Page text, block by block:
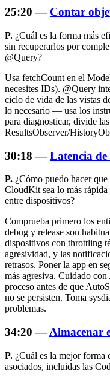
25:20 — Contar
P. ¿Cuál es la forma más
sin recuperarlos por
@Query?
Usa fetchCount en el
necesites IDs). @Query
ciclo de vida de las vistas
lo necesario — usa los
para diagnosticar, divide
ResultsObserver/
30:18 —Latencia
P. ¿Cómo puedo hacer
CloudKit sea lo más rápida
entre dispositivos?
Comprueba primero los
debug y release son
dispositivos con throttling
agresividad, y las
retrasos. Poner la app en
más agresiva. Cuidado
proceso antes de que
no se persisten. Toma
problemas.
34:20 —Almacenar
P. ¿Cuál es la mejor forma
asociados, incluidas las